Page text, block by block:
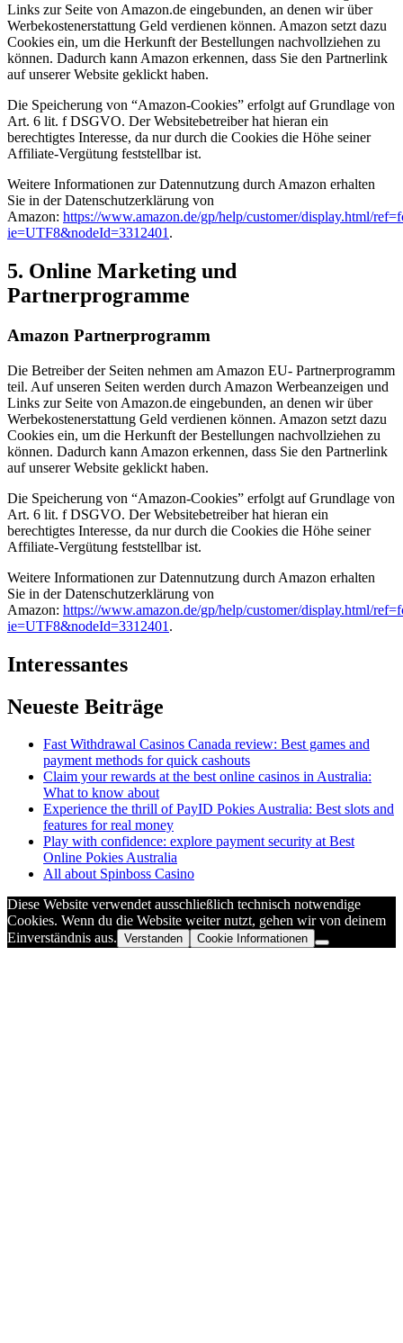
Links zur Seite von Amazon.de eingebunden, an denen wir über
Werbekostenerstattung Geld verdienen können. Amazon setzt dazu
Cookies ein, um die Herkunft der Bestellungen nachvollziehen zu
können. Dadurch kann Amazon erkennen, dass Sie den Partnerlink
auf unserer Website geklickt haben.
Die Speicherung von “Amazon-Cookies” erfolgt auf Grundlage von
Art. 6 lit. f DSGVO. Der Websitebetreiber hat hieran ein
berechtigtes Interesse, da nur durch die Cookies die Höhe seiner
Affiliate-Vergütung feststellbar ist.
Weitere Informationen zur Datennutzung durch Amazon erhalten
Sie in der Datenschutzerklärung von
Amazon: https://www.amazon.de/gp/help/customer/display.html/
ie=UTF8&nodeId=3312401 .
5. Online Marketing und
Partnerprogramme
Amazon Partnerprogramm
Die Betreiber der Seiten nehmen am Amazon EU- Partnerprogramm
teil. Auf unseren Seiten werden durch Amazon Werbeanzeigen und
Links zur Seite von Amazon.de eingebunden, an denen wir über
Werbekostenerstattung Geld verdienen können. Amazon setzt dazu
Cookies ein, um die Herkunft der Bestellungen nachvollziehen zu
können. Dadurch kann Amazon erkennen, dass Sie den Partnerlink
auf unserer Website geklickt haben.
Die Speicherung von “Amazon-Cookies” erfolgt auf Grundlage von
Art. 6 lit. f DSGVO. Der Websitebetreiber hat hieran ein
berechtigtes Interesse, da nur durch die Cookies die Höhe seiner
Affiliate-Vergütung feststellbar ist.
Weitere Informationen zur Datennutzung durch Amazon erhalten
Sie in der Datenschutzerklärung von
Amazon: https://www.amazon.de/gp/help/customer/display.html/
ie=UTF8&nodeId=3312401 .
Interessantes
Neueste Beiträge
Fast Withdrawal Casinos Canada review: Best games and
payment methods for quick cashouts
Claim your rewards at the best online casinos in Australia:
What to know about
Experience the thrill of PayID Pokies Australia: Best slots and
features for real money
Play with confidence: explore payment security at Best
Online Pokies Australia
All about Spinboss Casino
Diese Website verwendet ausschließlich technisch notwendige
Cookies. Wenn du die Website weiter nutzt, gehen wir von deinem
Einverständnis aus. Verstanden Cookie Informationen